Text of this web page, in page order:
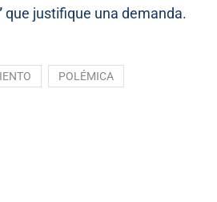
que justifique una demanda.
POLÉMICA